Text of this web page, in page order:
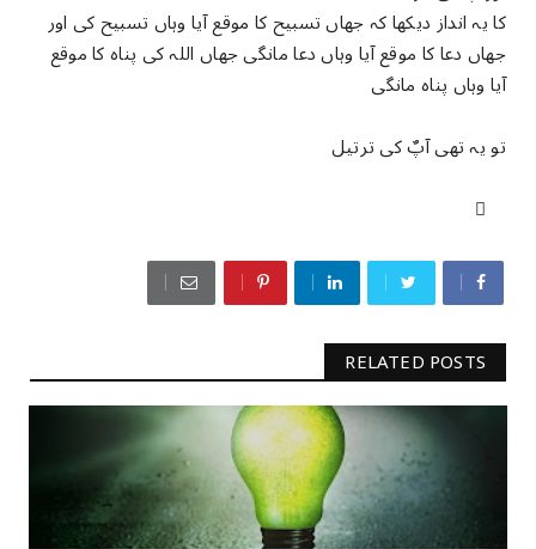
کا یہ انداز دیکھا کہ جھاں تسبیح کا موقع آیا وہاں تسبیح کی اور
جھاں دعا کا موقع آیا وہاں دعا مانگی جھاں اللہ کی پناہ کا موقع
آیا وہاں پناہ مانگی
تو یہ تھی آپٌ کی ترتیل
ُ
RELATED POSTS